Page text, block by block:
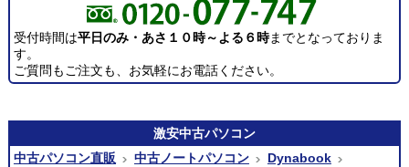
受付時間は平日のみ・あさ１０時～よる６時までとなっておりま
す。
ご質問もご注文も、お気軽にお電話ください。
激安中古パソコン
中古パソコン直販
中古ノートパソコン
Dynabook